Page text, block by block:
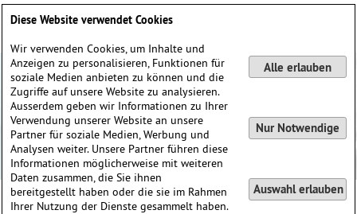
Diese Website verwendet Cookies
Wir verwenden Cookies, um Inhalte und
Anzeigen zu personalisieren, Funktionen für
soziale Medien anbieten zu können und die
Zugriffe auf unsere Website zu analysieren.
Ausserdem geben wir Informationen zu Ihrer
Verwendung unserer Website an unsere
Partner für soziale Medien, Werbung und
Analysen weiter. Unsere Partner führen diese
Informationen möglicherweise mit weiteren
Daten zusammen, die Sie ihnen
bereitgestellt haben oder die sie im Rahmen
Ihrer Nutzung der Dienste gesammelt haben.
Alle erlauben
Nur Notwendige
Auswahl erlauben